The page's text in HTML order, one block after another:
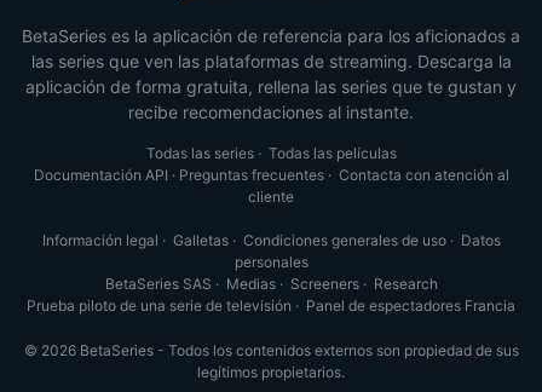
BetaSeries es la aplicación de referencia para los aficionados a
las series que ven las plataformas de streaming. Descarga la
aplicación de forma gratuita, rellena las series que te gustan y
recibe recomendaciones al instante.
Todas las series· Todas las películas
Documentación API · Preguntas frecuentes· Contacta con atención al
cliente
Información legal · Galletas· Condiciones generales de uso· Datos
personales
BetaSeries SAS · Medias· Screeners· Research
Prueba piloto de una serie de televisión · Panel de espectadores Francia
© 2026 BetaSeries - Todos los contenidos externos son propiedad de sus
legítimos propietarios.